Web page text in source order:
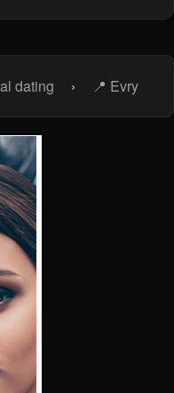
dating › 📍 Evry